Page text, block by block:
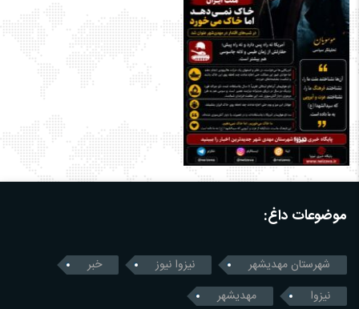
موضوعات داغ:
شهرستان مهدیشهر نیزوا نیوز
خبر
نیزوا
مهدیشهر